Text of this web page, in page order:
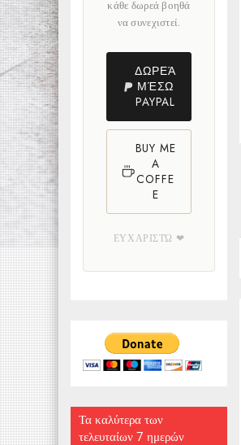
κάθε δωρεά βοηθά
να συνεχιστεί.
ΔΩΡΕΆ
ΜΈΣΩ
PAYPAL
BUY ME
A
COFFE
E
ΕΥΧΑΡΙΣΤΏ ❤
Τα καλύτερα των
τελευταίων 7 ημερών